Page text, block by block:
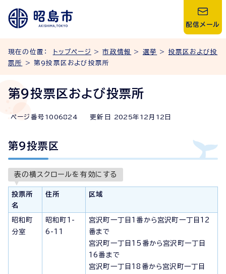
配信メール
現在の位置： トップページ >市政情報 > 選挙 > 投票区および投
票所
> 第9投票区および投票所
第9投票区および投票所
ページ番号 1006824 更新日 2025年 12 月 12 日
第9投票区
表の横スクロールを有効にする
投票所
名
住所 区域
昭和町
分室
昭和町1-
6-11
宮沢町一丁目1番から宮沢町一丁目12
番まで
宮沢町一丁目15番から宮沢町一丁目
16番まで
宮沢町一丁目18番から宮沢町一丁目